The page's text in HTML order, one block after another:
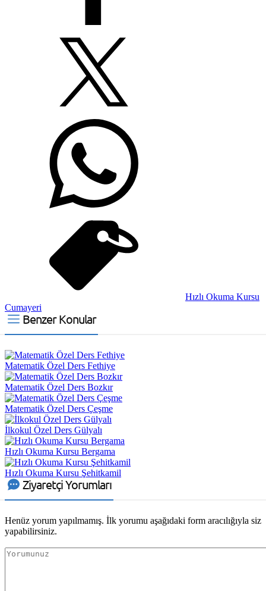
Hızlı Okuma Kursu
Cumayeri
Benzer Konular
Matematik Özel Ders Fethiye
Matematik Özel Ders Bozkır
Matematik Özel Ders Çeşme
İlkokul Özel Ders Gülyalı
Hızlı Okuma Kursu Bergama
Hızlı Okuma Kursu Şehitkamil
Ziyaretçi Yorumları
Henüz yorum yapılmamış. İlk yorumu aşağıdaki form aracılığıyla siz
yapabilirsiniz.